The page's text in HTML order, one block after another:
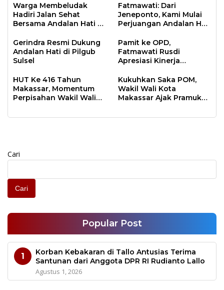
Warga Membeludak
Hadiri Jalan Sehat
Bersama Andalan Hati di
Fatmawati: Dari
Jeneponto, Kami Mulai
Perjuangan Andalan Hati
Gerindra Resmi Dukung
Andalan Hati di Pilgub
Sulsel
Pamit ke OPD,
Fatmawati Rusdi
Apresiasi Kinerja
HUT Ke 416 Tahun
Makassar, Momentum
Perpisahan Wakil Wali
Kukuhkan Saka POM,
Wakil Wali Kota
Makassar Ajak Pramuka
Obat dan Makanan di
Cari
Cari
Popular Post
1
Korban Kebakaran di Tallo Antusias Terima
Santunan dari Anggota DPR RI Rudianto Lallo
Agustus 1, 2026